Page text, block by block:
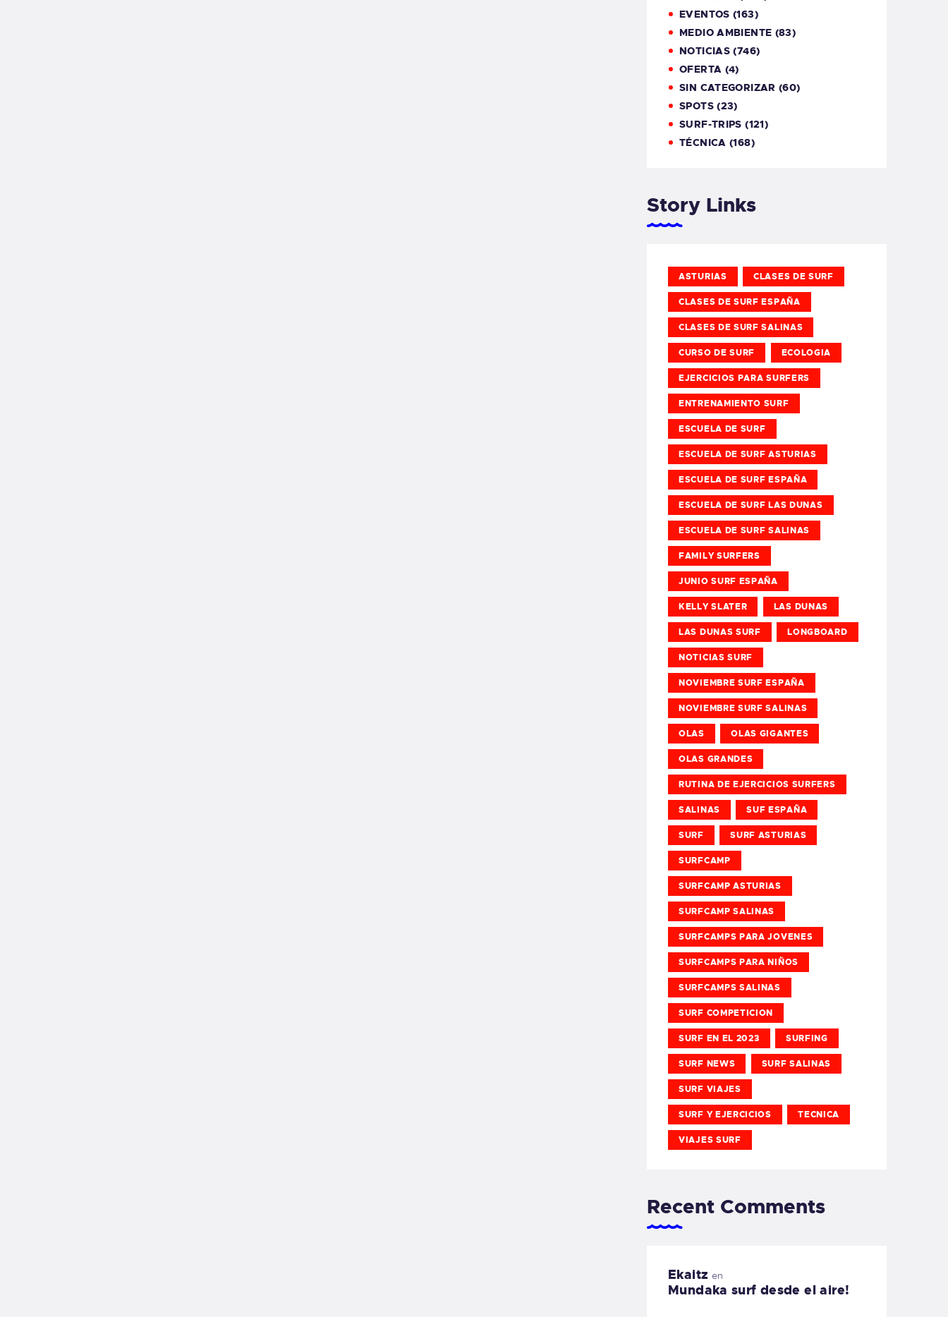
EVENTOS (163)
MEDIO AMBIENTE (83)
NOTICIAS (746)
OFERTA (4)
SIN CATEGORIZAR (60)
SPOTS(23)
SURF-TRIPS (121)
TÉCNICA (168)
Story Links
ASTURIAS CLASES DE SURF
CLASES DE SURF ESPAÑA
CLASES DE SURF SALINAS
CURSO DE SURF ECOLOGIA
EJERCICIOS PARA SURFERS
ENTRENAMIENTO SURF
ESCUELA DE SURF
ESCUELA DE SURF ASTURIAS
ESCUELA DE SURF ESPAÑA
ESCUELA DE SURF LAS DUNAS
ESCUELA DE SURF SALINAS
FAMILY SURFERS
JUNIO SURF ESPAÑA
KELLY SLATER LAS DUNAS
LAS DUNAS SURF LONGBOARD
NOTICIAS SURF
NOVIEMBRE SURF ESPAÑA
NOVIEMBRE SURF SALINAS
OLAS OLAS GIGANTES
OLAS GRANDES
RUTINA DE EJERCICIOS SURFERS
SALINAS SUF ESPAÑA
SURF SURF ASTURIAS
SURFCAMP
SURFCAMP ASTURIAS
SURFCAMP SALINAS
SURFCAMPS PARA JOVENES
SURFCAMPS PARA NIÑOS
SURFCAMPS SALINAS
SURF COMPETICION
SURF EN EL 2023 SURFING
SURF NEWS SURF SALINAS
SURF VIAJES
SURF Y EJERCICIOS TECNICA
VIAJES SURF
Recent Comments
Ekaitz en
Mundaka surf desde el aire!